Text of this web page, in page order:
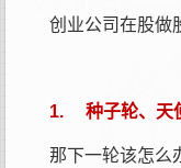
创业公司在股做
1. 种子轮、天
那下一轮该怎么